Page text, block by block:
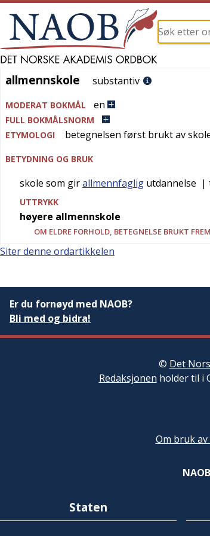
allmennskole
allmennskole substantiv
MODERAT BOKMÅL en
FULL BOKMÅLSNORM
ETYMOLOGI
betegnelsen først brukt av
BETYDNING OG BRUK
skole som girallmennfaglig utdannelse |
UTTRYKK
høyere allmennskole
OM ELDRE FORHOLD, BETEGNELSE BRUKT
Siter denne ordartikkelen
Er du fornøyd med NAOB?
Bli med og bidra!
© Det
Redaksjonen holder til i
Om bruk
Staten